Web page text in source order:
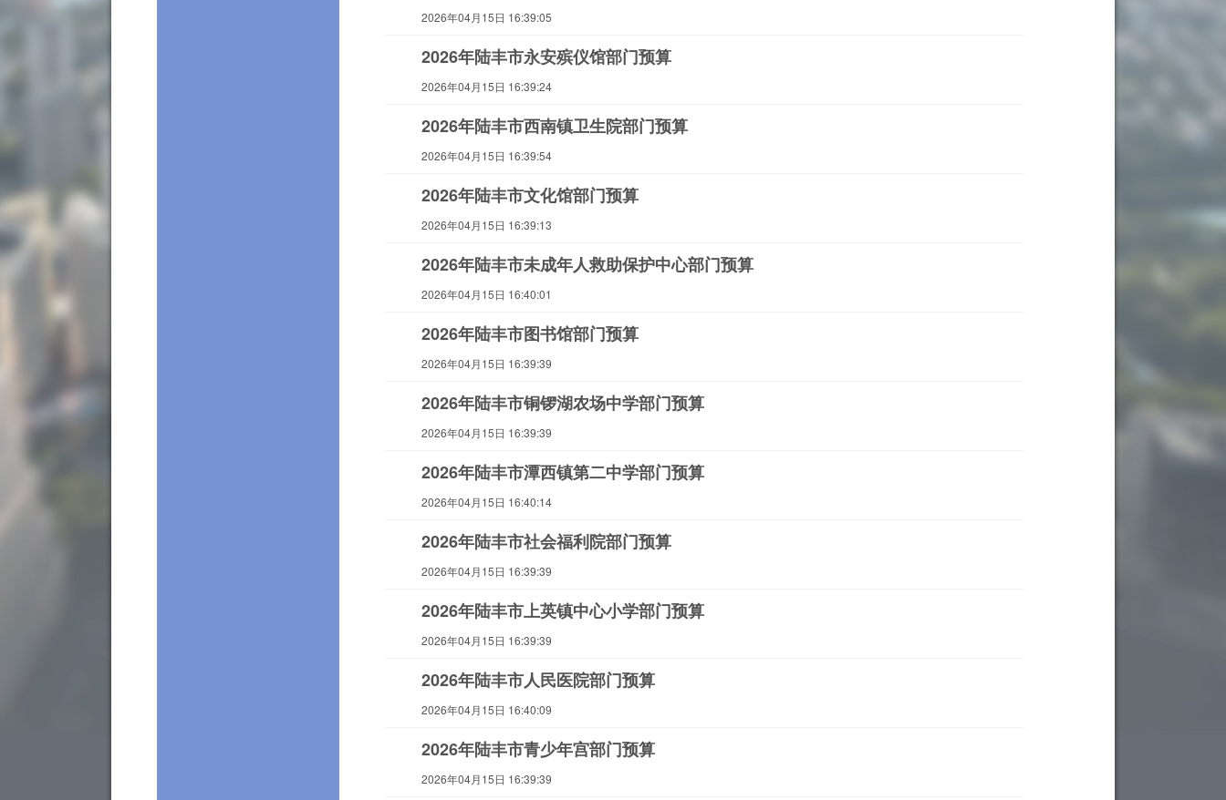
2026年04月15日 16:39:05
2026年陆丰市永安殡仪馆部门预算
2026年04月15日 16:39:24
2026年陆丰市西南镇卫生院部门预算
2026年04月15日 16:39:54
2026年陆丰市文化馆部门预算
2026年04月15日 16:39:13
2026年陆丰市未成年人救助保护中心部门预算
2026年04月15日 16:40:01
2026年陆丰市图书馆部门预算
2026年04月15日 16:39:39
2026年陆丰市铜锣湖农场中学部门预算
2026年04月15日 16:39:39
2026年陆丰市潭西镇第二中学部门预算
2026年04月15日 16:40:14
2026年陆丰市社会福利院部门预算
2026年04月15日 16:39:39
2026年陆丰市上英镇中心小学部门预算
2026年04月15日 16:39:39
2026年陆丰市人民医院部门预算
2026年04月15日 16:40:09
2026年陆丰市青少年宫部门预算
2026年04月15日 16:39:39